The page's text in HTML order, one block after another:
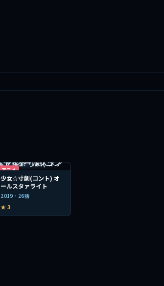
アニメ
少女☆寸劇(コント) オ
ールスタァライト
2019 · 26話
★ 3